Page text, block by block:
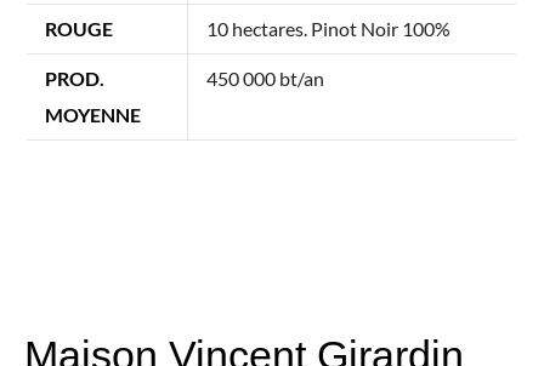
ROUGE 10 hectares. Pinot Noir 100%
PROD.
MOYENNE
450 000 bt/an
Maison Vincent Girardin